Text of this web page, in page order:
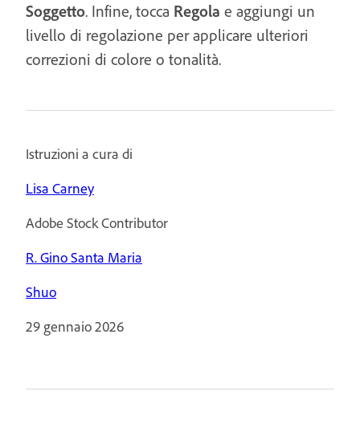
Soggetto. Infine, tocca Regola e aggiungi un
livello di regolazione per applicare ulteriori
correzioni di colore o tonalità.
Istruzioni a cura di
Lisa Carney
Adobe Stock Contributor
R. Gino Santa Maria
Shuo
29 gennaio 2026